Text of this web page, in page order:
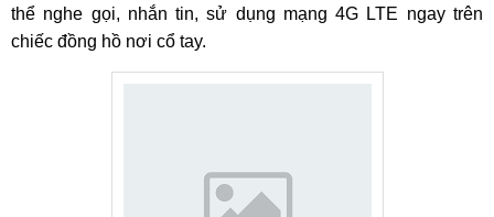
thể nghe gọi, nhắn tin, sử dụng mạng 4G LTE ngay trên
chiếc đồng hồ nơi cổ tay.